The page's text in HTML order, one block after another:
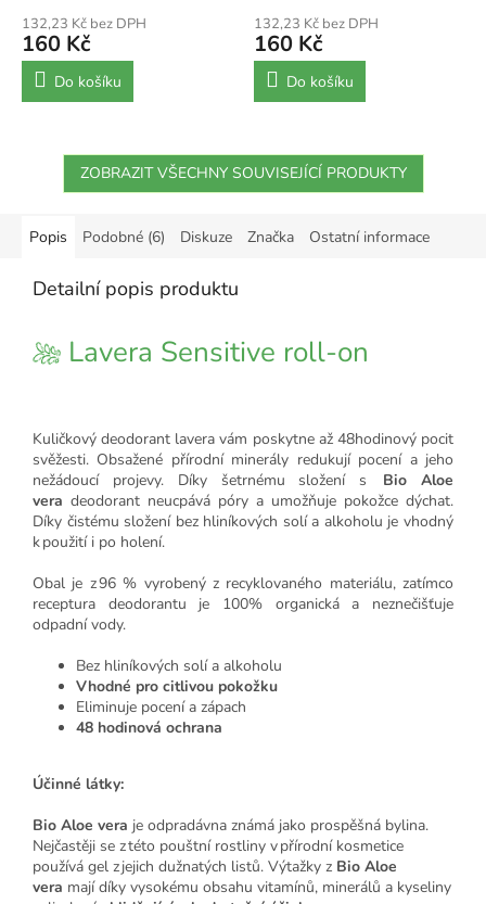
132,23 Kč bez DPH
160 Kč
Do košíku
132,23 Kč bez DPH
160 Kč
Do košíku
ZOBRAZIT VŠECHNY SOUVISEJÍCÍ PRODUKTY
Popis Podobné (6) Diskuze Značka Ostatní informace
Detailní popis produktu
Lavera Sensitive roll-on
Kuličkový deodorant lavera vám poskytne až 48hodinový pocit
svěžesti. Obsažené přírodní minerály redukují pocení a jeho
nežádoucí projevy. Díky šetrnému složení s Bio Aloe
vera deodorant neucpává póry a umožňuje pokožce dýchat.
Díky čistému složení bez hliníkových solí a alkoholu je vhodný
k použití i po holení.
Obal je z 96 % vyrobený z recyklovaného materiálu, zatímco
receptura deodorantu je 100% organická a neznečišťuje
odpadní vody.
Bez hliníkových solí a alkoholu
Vhodné pro citlivou pokožku
Eliminuje pocení a zápach
48 hodinová ochrana
Účinné látky:
Bio Aloe vera je odpradávna známá jako prospěšná bylina.
Nejčastěji se z této pouštní rostliny v přírodní kosmetice
používá gel z jejich dužnatých listů. Výtažky z Bio Aloe
vera mají díky vysokému obsahu vitamínů, minerálů a kyseliny